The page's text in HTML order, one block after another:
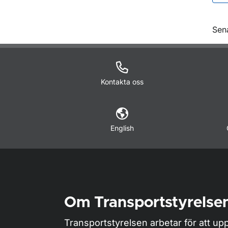
Kontakta oss
English
Om
Transportstyrelsen arbetar för att